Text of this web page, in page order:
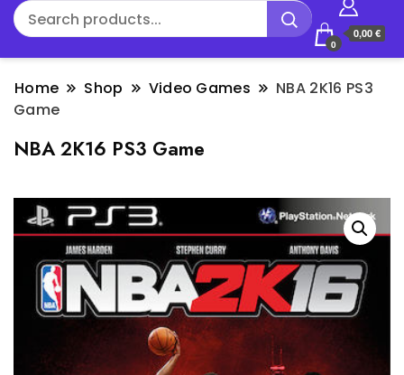
0
0,00 €
Home Shop Video Games
NBA 2K16 PS3
Game
NBA 2K16 PS3 Game